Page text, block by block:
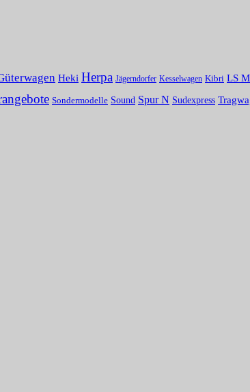
Heki Herpa Jägerndorfer Kesselwagen Kibri LS
Sondermodelle Sound Spur N Sudexpress